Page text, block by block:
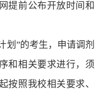
提前公布开放时间和
划”的考生，申请调剂
和相关要求进行，须
按照我校相关要求、